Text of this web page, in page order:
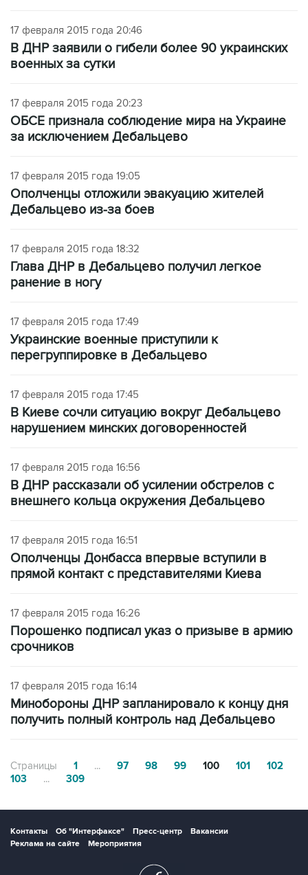
17 февраля 2015 года 20:46
В ДНР заявили о гибели более 90 украинских
военных за сутки
17 февраля 2015 года 20:23
ОБСЕ признала соблюдение мира на Украине
за исключением Дебальцево
17 февраля 2015 года 19:05
Ополченцы отложили эвакуацию жителей
Дебальцево из-за боев
17 февраля 2015 года 18:32
Глава ДНР в Дебальцево получил легкое
ранение в ногу
17 февраля 2015 года 17:49
Украинские военные приступили к
перегруппировке в Дебальцево
17 февраля 2015 года 17:45
В Киеве сочли ситуацию вокруг Дебальцево
нарушением минских договоренностей
17 февраля 2015 года 16:56
В ДНР рассказали об усилении обстрелов с
внешнего кольца окружения Дебальцево
17 февраля 2015 года 16:51
Ополченцы Донбасса впервые вступили в
прямой контакт с представителями Киева
17 февраля 2015 года 16:26
Порошенко подписал указ о призыве в армию
срочников
17 февраля 2015 года 16:14
Минобороны ДНР запланировало к концу дня
получить полный контроль над Дебальцево
Страницы 1 ... 97 98 99 100 101
102
103
... 309
Контакты Об "Интерфаксе" Пресс-центр
Вакансии
Реклама на сайте
Мероприятия